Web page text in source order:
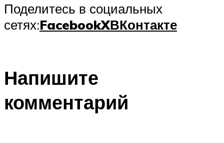
Поделитесь в социальных
сетях:FacebookXВКонтакте
Напишите
комментарий